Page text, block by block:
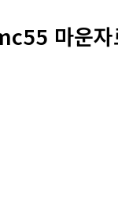
마운자